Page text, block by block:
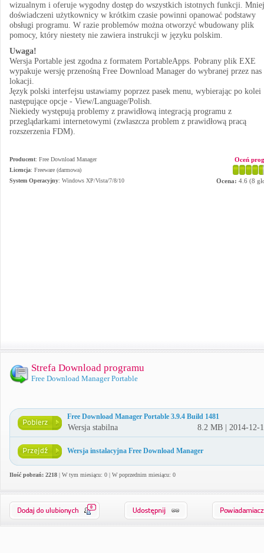
wizualnym i oferuje wygodny dostęp do wszystkich istotnych funkcji. Mniej
doświadczeni użytkownicy w krótkim czasie powinni opanować podstawy
obsługi programu. W razie problemów można otworzyć wbudowany plik
pomocy, który niestety nie zawiera instrukcji w języku polskim.
Uwaga!
Wersja Portable jest zgodna z formatem PortableApps. Pobrany plik EXE
wypakuje wersję przenośną Free Download Manager do wybranej przez nas
lokacji.
Język polski interfejsu ustawiamy poprzez pasek menu, wybierając po kolei
następujące opcje - View/Language/Polish.
Niekiedy występują problemy z prawidłową integracją programu z
przeglądarkami internetowymi (zwłaszcza problem z prawidłową pracą
rozszerzenia FDM).
Producent: Free Download Manager
Licencja: Freeware (darmowa)
System Operacyjny: Windows XP/Vista/7/8/10
Oceń
Ocena: 4.6 (8
Strefa Download programu
Free Download Manager Portable
Free Download Manager Portable 3.9.4 Build 1481
Wersja stabilna 8.2 MB | 2014-12-
Wersja instalacyjna Free Download Manager
Ilość pobrań: 2218 | W tym miesiącu: 0 | W poprzednim miesiącu: 0
0